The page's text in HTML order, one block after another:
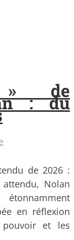
» de
: du
de 2026 :
attendu, Nolan
en réflexion
et les